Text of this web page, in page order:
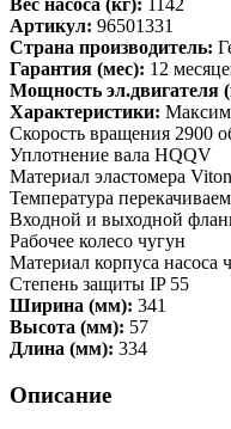
Артикул: 96501331
Страна производитель:
Гарантия (мес): 12
Мощность эл.двигателя
Характеристики:
Скорость вращения 2900
Уплотнение вала HQQV
Материал эластомера Viton
Температура
Входной и выходной
Рабочее колесо чугун
Материал корпуса насоса
Степень защиты IP 55
Ширина (мм): 341
Высота (мм): 57
Длина (мм): 334
Описание